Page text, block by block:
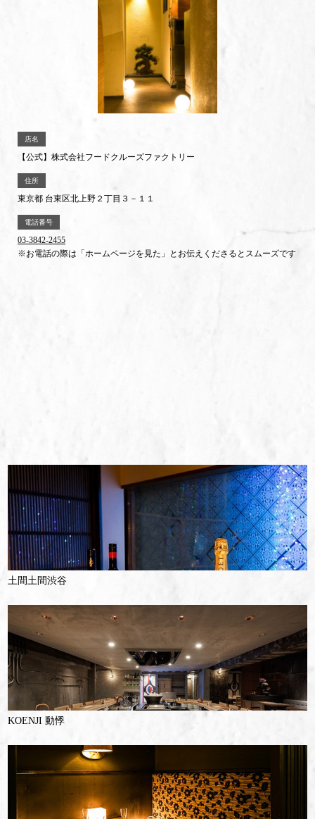
店名
【公式】株式会社フードクルーズファクトリー
住所
東京都 台東区北上野２丁目３－１１
電話番号
03-3842-2455
※お電話の際は「ホームページを見た」とお伝えくださるとスムーズです
土間土間渋谷
KOENJI 動悸